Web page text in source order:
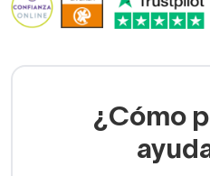
¿Cómo